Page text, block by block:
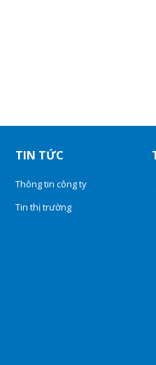
TIN TỨC
Thông tin công ty
Tin thị trường